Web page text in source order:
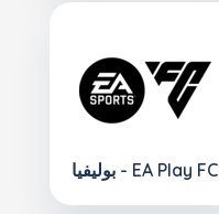
بوليفيا - EA Play FC